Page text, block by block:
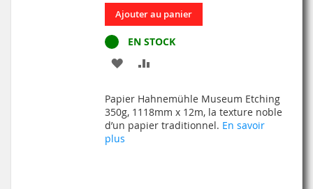
Ajouter au panier
EN STOCK
AJOUTER
MA
LISTE
COMPARATEUR
Papier Hahnemühle Museum Etching
350g, 1118mm x 12m, la texture noble
d’un papier traditionnel. En savoir
plus